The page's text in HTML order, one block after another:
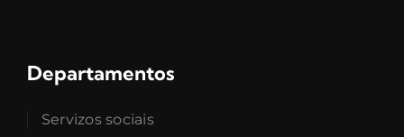
Departamentos
Servizos sociais